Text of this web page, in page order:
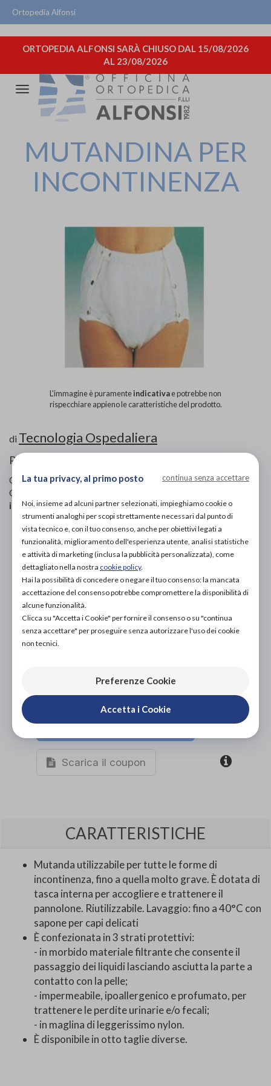
Ortopedia Alfonsi
ORTOPEDIA ALFONSI SARÀ CHIUSO DAL 15/08/2026
AL 23/08/2026
Attiva/disattiva
navigazione
MUTANDINA PER
INCONTINENZA
L'immagine è puramenteindicativae potrebbe non
rispecchiare appieno le caratteristiche del prodotto.
di Tecnologia Ospedaliera
Rimedi incontinenza
Codice OTGP:TE0MS19265| Riferimento produttore:2302
Categoria:
incontinenza
PROVA E ACQUISTA IN NEGOZIO
DA 30,00€
PROVA E NOLEGGIA IN NEGOZIO
NON DISPONIBILE
ACQUISTA ONLINE
NON DISPONIBILE
Organizza prova in negozio
Scarica il coupon
CARATTERISTICHE
Mutanda utilizzabile per tutte le forme di
incontinenza, fino a quella molto grave. È dotata di
tasca interna per accogliere e trattenere il
pannolone. Riutilizzabile. Lavaggio: fino a 40°C con
sapone per capi delicati
È confezionata in 3 strati protettivi:
- in morbido materiale filtrante che consente il
passaggio dei liquidi lasciando asciutta la parte a
contatto con la pelle;
- impermeabile, ipoallergenico e profumato, per
trattenere le perdite urinarie e/o fecali;
- in maglina di leggerissimo nylon.
È disponibile in otto taglie diverse.
La tua privacy, al primo posto continua senza accettare
Noi, insieme ad alcuni partner selezionati, impieghiamo cookie o
strumenti analoghi per scopi strettamente necessari dal punto di
vista tecnico e, con il tuo consenso, anche per obiettivi legati a
funzionalità, miglioramento dell'esperienza utente, analisi statistiche
e attività di marketing (inclusa la pubblicità personalizzata), come
dettagliato nella nostra cookie policy.
Hai la possibilità di concedere o negare il tuo consenso: la mancata
accettazione del consenso potrebbe compromettere la disponibilità di
alcune funzionalità.
Clicca su "Accetta i Cookie" per fornire il consenso o su "continua
senza accettare" per proseguire senza autorizzare l'uso dei cookie
non tecnici.
Preferenze Cookie
Accetta i Cookie